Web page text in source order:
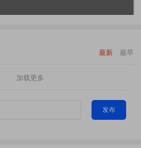
最新 最早
加载更多
发布